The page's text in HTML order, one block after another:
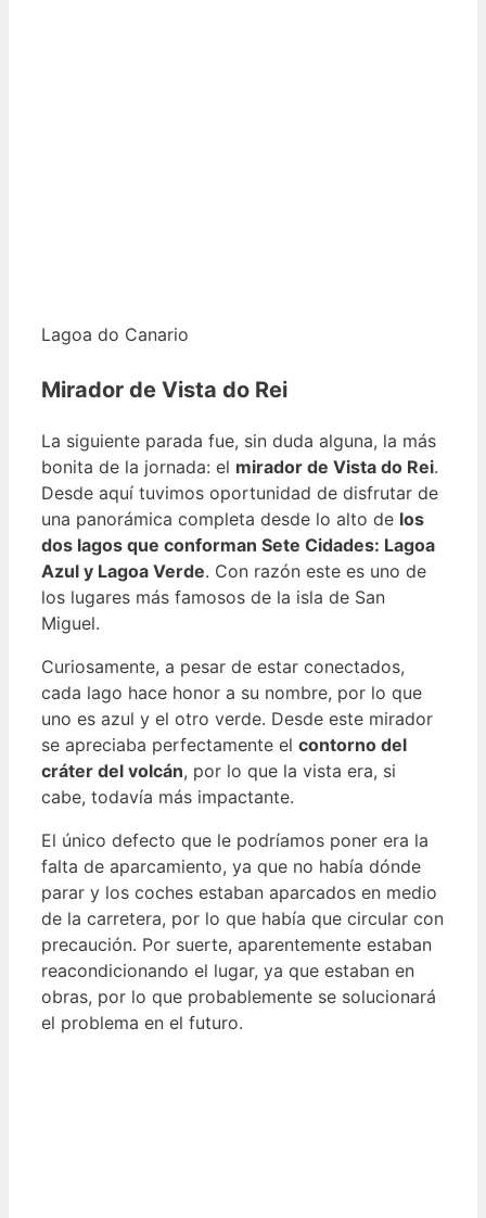
Lagoa do Canario
Mirador de Vista do Rei
La siguiente parada fue, sin duda alguna, la más
bonita de la jornada: el mirador de Vista do Rei.
Desde aquí tuvimos oportunidad de disfrutar de
una panorámica completa desde lo alto de los
dos lagos que conforman Sete Cidades: Lagoa
Azul y Lagoa Verde. Con razón este es uno de
los lugares más famosos de la isla de San
Miguel.
Curiosamente, a pesar de estar conectados,
cada lago hace honor a su nombre, por lo que
uno es azul y el otro verde. Desde este mirador
se apreciaba perfectamente el contorno del
cráter del volcán, por lo que la vista era, si
cabe, todavía más impactante.
El único defecto que le podríamos poner era la
falta de aparcamiento, ya que no había dónde
parar y los coches estaban aparcados en medio
de la carretera, por lo que había que circular con
precaución. Por suerte, aparentemente estaban
reacondicionando el lugar, ya que estaban en
obras, por lo que probablemente se solucionará
el problema en el futuro.